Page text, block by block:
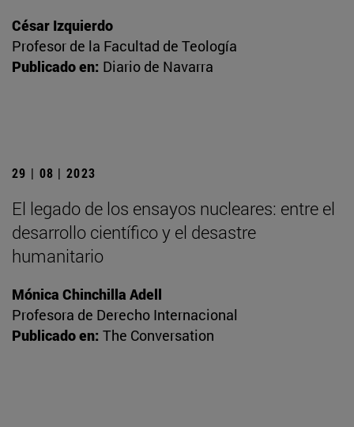
César Izquierdo
Profesor de la Facultad de Teología
Publicado en: Diario de Navarra
29 | 08 | 2023
El legado de los ensayos nucleares: entre el
desarrollo científico y el desastre
humanitario
Mónica Chinchilla Adell
Profesora de Derecho Internacional
Publicado en: The Conversation